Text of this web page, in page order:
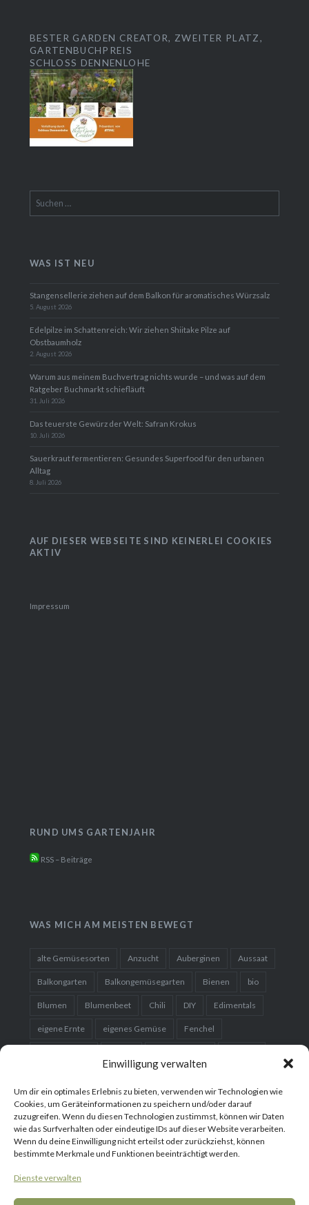
Einwilligung verwalten
Um dir ein optimales Erlebnis zu bieten, verwenden wir Technologien wie
Cookies, um Geräteinformationen zu speichern und/oder darauf
zuzugreifen. Wenn du diesen Technologien zustimmst, können wir Daten
wie das Surfverhalten oder eindeutige IDs auf dieser Website verarbeiten.
Wenn du deine Einwilligung nicht erteilst oder zurückziehst, können
bestimmte Merkmale und Funktionen beeinträchtigt werden.
Dienste verwalten
BESTER GARDEN CREATOR, ZWEITER PLATZ,
GARTENBUCHPREIS
SCHLOSS DENNENLOHE
nach:
WAS IST NEU
Stangensellerie ziehen auf dem Balkon für aromatisches Würzsalz
5. August 2026
Edelpilze im Schattenreich: Wir ziehen Shiitake Pilze auf
Obstbaumholz
2. August 2026
Warum aus meinem Buchvertrag nichts wurde – und was auf dem
Ratgeber Buchmarkt schiefläuft
31. Juli 2026
Das teuerste Gewürz der Welt: Safran Krokus
10. Juli 2026
Sauerkraut fermentieren: Gesundes Superfood für den urbanen
Alltag
8. Juli 2026
AUF DIESER WEBSEITE SIND KEINERLEI COOKIES
AKTIV
Impressum
RUND UMS GARTENJAHR
RSS – Beiträge
WAS MICH AM MEISTEN BEWEGT
alte Gemüsesorten Anzucht Auberginen Aussaat
Balkongarten Balkongemüsegarten Bienen bio
Blumen Blumenbeet Chili DIY Edimentals
eigene Ernte eigenes Gemüse Fenchel
Hochbeet Karotten Kartoffeln Kleingarten
Kohl Kräuter Kürbis nachhaltig Obst
Obstbaum Organic Paprika Permakultur